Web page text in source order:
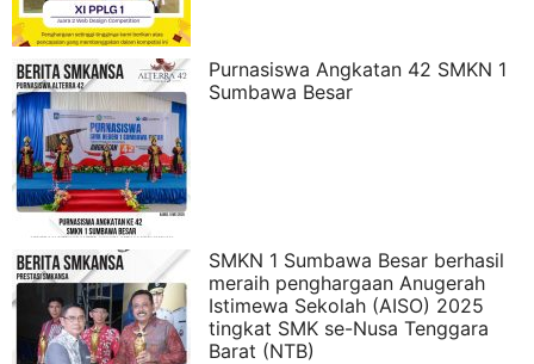
Purnasiswa Angkatan 42 SMKN 1
Sumbawa Besar
SMKN 1 Sumbawa Besar berhasil
meraih penghargaan Anugerah
Istimewa Sekolah (AISO) 2025
tingkat SMK se-Nusa Tenggara
Barat (NTB)